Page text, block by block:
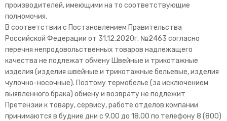
производителей, имеющими на то соответствующие
полномочия.
В соответствии с Постановлением Правительства
Российской Федерации от 31.12.2020г. №2463 согласно
перечня непродовольственных товаров надлежащего
качества не подлежат обмену Швейные и трикотажные
изделия (изделия швейные и трикотажные бельевые, изделия
чулочно-носочные). Поэтому термобелье (за исключением
выявленного брака) обмену и возврату не подлежит
Претензии к товару, сервису, работе отделов компании
принимаются в будние дни с 9.00 до 18.00 по телефону 8 (800)